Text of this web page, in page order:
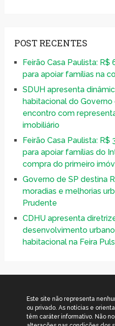
POST RECENTES
Feirão Casa Paulista:
para apoiar famílias na
SDUH apresenta
habitacional do
encontro com
imobiliário
Feirão Casa Paulista:
para apoiar famílias do
compra do primeiro
Governo de SP destina
moradias e melhorias
Prudente
CDHU apresenta
desenvolvimento
habitacional na Feira
Este site não representa
ou privado. As notícias e
têm caráter informativo. Não